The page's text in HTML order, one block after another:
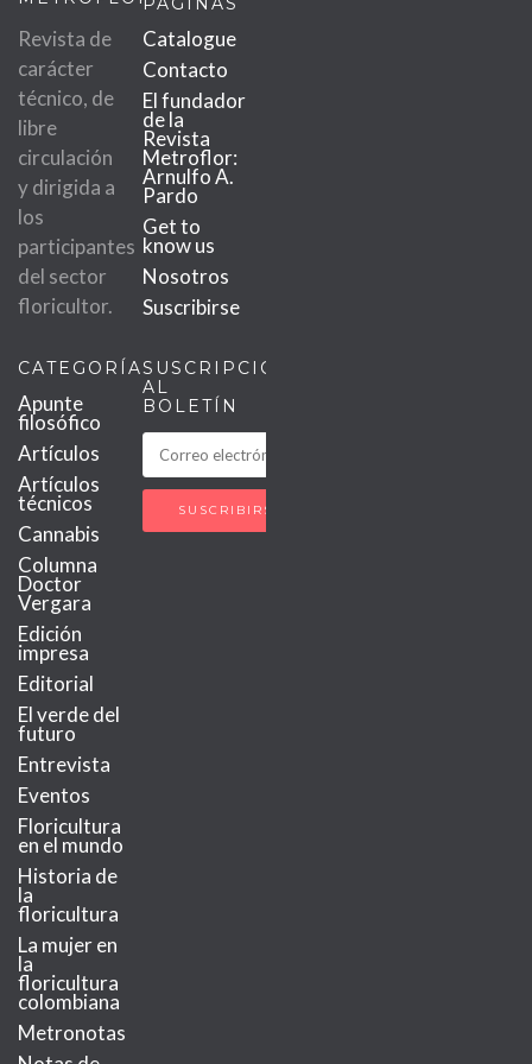
Revista de
carácter
técnico, de
libre
circulación
y dirigida a
los
participantes
del sector
floricultor.
Catalogue
Contacto
El fundador
de la
Revista
Metroflor:
Arnulfo A.
Pardo
Get to
know us
Nosotros
Suscribirse
CATEGORÍAS
Apunte
filosófico
Artículos
Artículos
técnicos
Cannabis
Columna
Doctor
Vergara
Edición
impresa
Editorial
El verde del
futuro
Entrevista
Eventos
Floricultura
en el mundo
Historia de
la
floricultura
La mujer en
la
floricultura
colombiana
Metronotas
SUSCRIPCIÓN
AL
BOLETÍN